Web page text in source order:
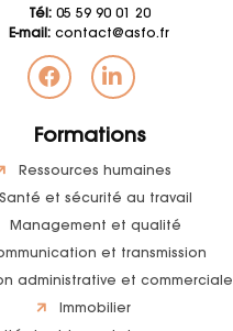
Tél:05 59 90 01 20
E-mail: contact@asfo.fr
Formations
Ressources humaines
Santé et sécurité au travail
Management et qualité
et transmission
administrative et commerciale
Immobilier